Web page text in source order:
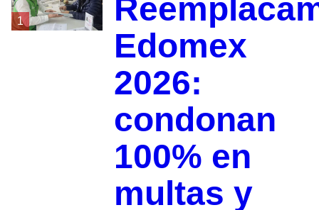
1
Edomex
2026:
condonan
100% en
multas y